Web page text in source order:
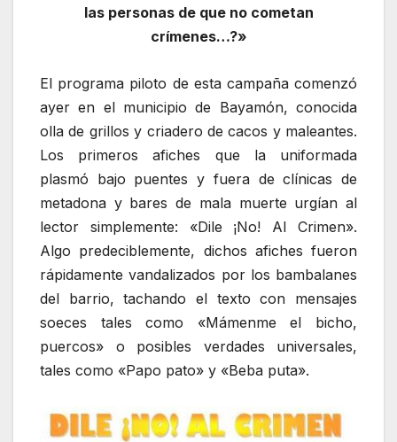
las personas de que no cometan
crímenes…?»
El programa piloto de esta campaña comenzó
ayer en el municipio de Bayamón, conocida
olla de grillos y criadero de cacos y maleantes.
Los primeros afiches que la uniformada
plasmó bajo puentes y fuera de clínicas de
metadona y bares de mala muerte urgían al
lector simplemente: «Dile ¡No! Al Crimen».
Algo predeciblemente, dichos afiches fueron
rápidamente vandalizados por los bambalanes
del barrio, tachando el texto con mensajes
soeces tales como «Mámenme el bicho,
puercos» o posibles verdades universales,
tales como «Papo pato» y «Beba puta».